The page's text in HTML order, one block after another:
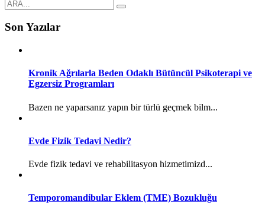
Son Yazılar
Kronik Ağrılarla Beden Odaklı Bütüncül Psikoterapi ve
Egzersiz Programları
Bazen ne yaparsanız yapın bir türlü geçmek bilm...
Evde Fizik Tedavi Nedir?
Evde fizik tedavi ve rehabilitasyon hizmetimizd...
Temporomandibular Eklem (TME) Bozukluğu